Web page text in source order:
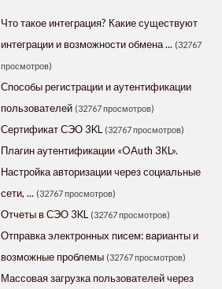
Что такое интеграция? Какие существуют
интеграции и возможности обмена ... (32767
просмотров)
Способы регистрации и аутентификации
пользователей (32767 просмотров)
Сертификат СЭО 3KL (32767 просмотров)
Плагин аутентификации «OAuth 3КL».
Настройка авторизации через социальные
сети, ... (32767 просмотров)
Отчеты в СЭО 3KL (32767 просмотров)
Отправка электронных писем: варианты и
возможные проблемы (32767 просмотров)
Массовая загрузка пользователей через